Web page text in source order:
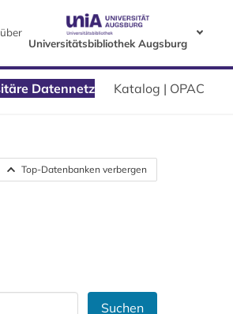
Universitätsbibliothek Augsburg
Datennetz Katalog | OPAC
Top-Datenbanken verbergen
Suchen